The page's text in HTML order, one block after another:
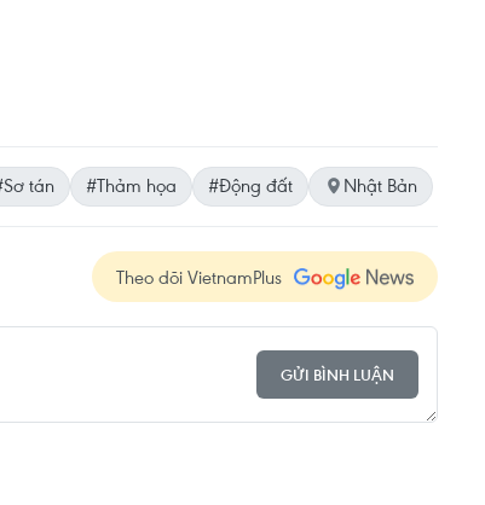
tán #Thảm họa #Động đất Nhật Bản
Theo dõi VietnamPlus
GỬI BÌNH LUẬN